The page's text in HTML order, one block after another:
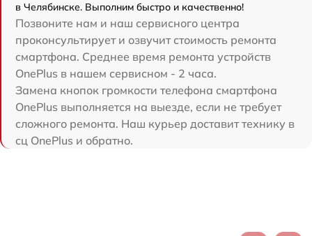
в Челябинске. Выполним быстро и качественно!
Позвоните нам и наш сервисного центра
проконсультирует и озвучит стоимость ремонта
смартфона. Среднее время ремонта устройств
OnePlus в нашем сервисном - 2 часа.
Замена кнопок громкости телефона смартфона
OnePlus выполняется на выезде, если не требует
сложного ремонта. Наш курьер доставит технику в
сц OnePlus и обратно.